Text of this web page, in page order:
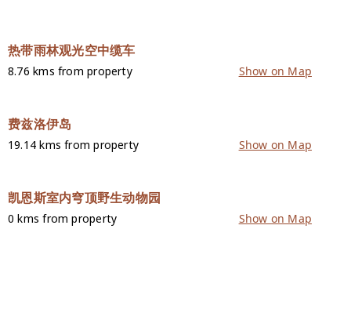
热带雨林观光空中缆车
8.76 kms from property Show on Map
费兹洛伊岛
19.14 kms from property Show on Map
凯恩斯室内穹顶野生动物园
0 kms from property Show on Map